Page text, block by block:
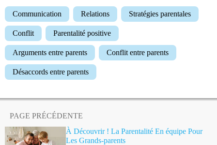
Communication Relations Stratégies parentales
Conflit Parentalité positive
Arguments entre parents Conflit entre parents
Désaccords entre parents
PAGE PRÉCÉDENTE
À Découvrir ! La Parentalité En équipe Pour
Les Grands-parents